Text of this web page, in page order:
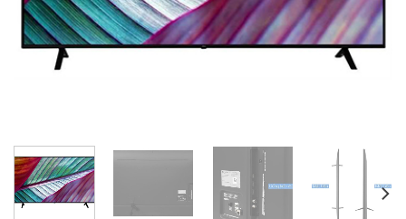
Quạt điều hòa